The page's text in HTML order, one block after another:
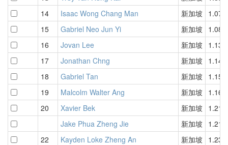
14
Isaac Wong Chang Man 新加坡
1.07
15
Gabriel Neo Jun Yi 新加坡
1.08
16
Jovan Lee 新加坡
1.13
17
Jonathan Chng 新加坡
1.14
18
Gabriel Tan 新加坡
1.15
19
Malcolm Walter Ang 新加坡
1.16
20
Xavier Bek 新加坡
1.21
Jake Phua Zheng Jie
新加坡
1.21
22
Kayden Loke Zheng An 新加坡
1.23